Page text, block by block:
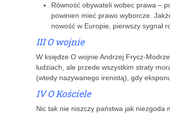
Równość obywateli wobec prawa –
powinien mieć prawo wyborcze.
nowość w Europie, pierwszy sygnał
III O wojnie
W księdze O wojnie Andrzej Frycz-
ludziach, ale przede wszystkim straty
(wtedy nazywanego irenistą), gdy
IV O Kościele
Nic tak nie niszczy państwa jak niezgoda